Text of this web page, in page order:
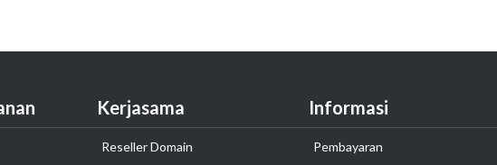
Kerjasama
Reseller Domain
Informasi
Pembayaran